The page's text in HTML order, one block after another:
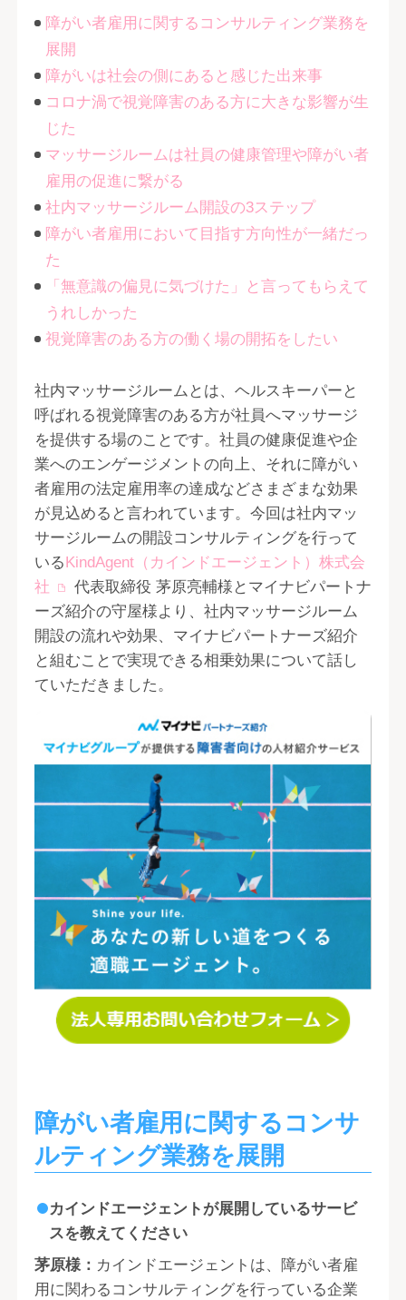
障がい者雇用に関するコンサルティング業務を
展開
障がいは社会の側にあると感じた出来事
コロナ渦で視覚障害のある方に大きな影響が生
じた
マッサージルームは社員の健康管理や障がい者
雇用の促進に繋がる
社内マッサージルーム開設の3ステップ
障がい者雇用において目指す方向性が一緒だっ
た
「無意識の偏見に気づけた」と言ってもらえて
うれしかった
視覚障害のある方の働く場の開拓をしたい
社内マッサージルームとは、ヘルスキーパーと
呼ばれる視覚障害のある方が社員へマッサージ
を提供する場のことです。社員の健康促進や企
業へのエンゲージメントの向上、それに障がい
者雇用の法定雇用率の達成などさまざまな効果
が見込めると言われています。今回は社内マッ
サージルームの開設コンサルティングを行って
いるKindAgent（カインドエージェント）株式会
社
代表取締役 茅原亮輔様とマイナビパートナ
ーズ紹介の守屋様より、社内マッサージルーム
開設の流れや効果、マイナビパートナーズ紹介
と組むことで実現できる相乗効果について話し
ていただきました。
障がい者雇用に関するコンサ
ルティング業務を展開
カインドエージェントが展開しているサービ
スを教えてください
茅原様： カインドエージェントは、障がい者雇
用に関わるコンサルティングを行っている企業